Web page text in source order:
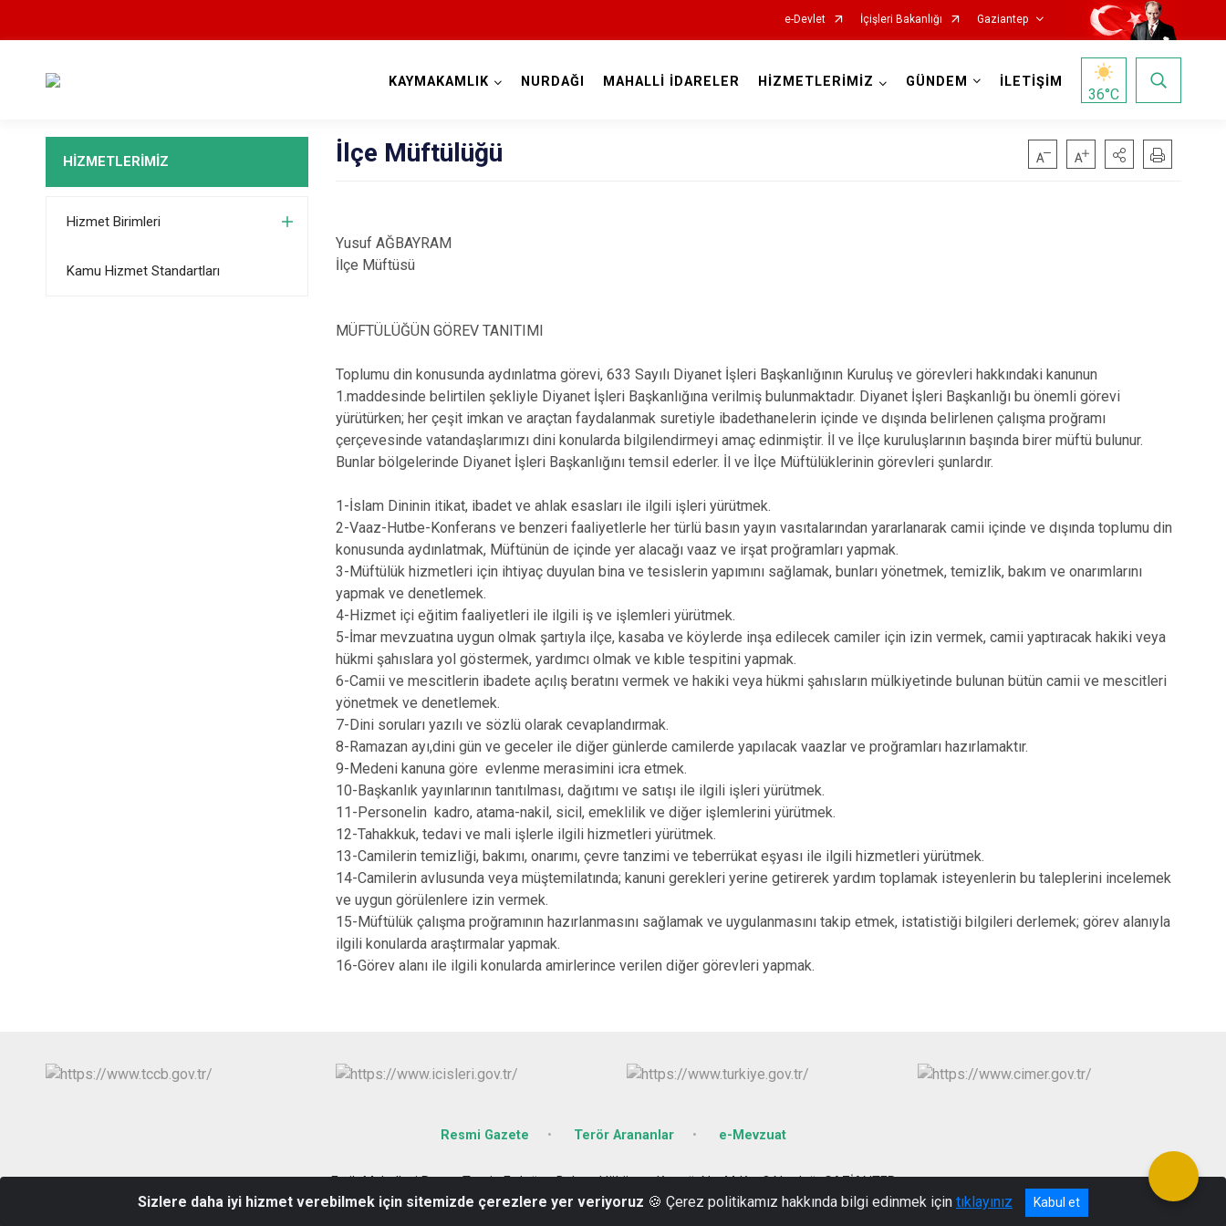
e-Devlet İçişleri Bakanlığı Gaziantep
Nurdağı
Oğuzeli
Şahinbey
Şehitkamil
Yavuzeli
KAYMAKAMLIK NURDAĞI MAHALLİ İDARELER HİZMETLERİMİZ GÜNDEM İLETİŞİM
36°C
HİZMETLERİMİZ
Hizmet Birimleri
Kamu Hizmet Standartları
İlçe Müftülüğü
Yusuf AĞBAYRAM
İlçe Müftüsü
MÜFTÜLÜĞÜN GÖREV TANITIMI
Toplumu din konusunda aydınlatma görevi, 633 Sayılı Diyanet İşleri Başkanlığının Kuruluş ve görevleri hakkındaki kanunun
1.maddesinde belirtilen şekliyle Diyanet İşleri Başkanlığına verilmiş bulunmaktadır. Diyanet İşleri Başkanlığı bu önemli görevi
yürütürken; her çeşit imkan ve araçtan faydalanmak suretiyle ibadethanelerin içinde ve dışında belirlenen çalışma proğramı
çerçevesinde vatandaşlarımızı dini konularda bilgilendirmeyi amaç edinmiştir. İl ve İlçe kuruluşlarının başında birer müftü bulunur.
Bunlar bölgelerinde Diyanet İşleri Başkanlığını temsil ederler. İl ve İlçe Müftülüklerinin görevleri şunlardır.
1-İslam Dininin itikat, ibadet ve ahlak esasları ile ilgili işleri yürütmek.
2-Vaaz-Hutbe-Konferans ve benzeri faaliyetlerle her türlü basın yayın vasıtalarından yararlanarak camii içinde ve dışında toplumu din
konusunda aydınlatmak, Müftünün de içinde yer alacağı vaaz ve irşat proğramları yapmak.
3-Müftülük hizmetleri için ihtiyaç duyulan bina ve tesislerin yapımını sağlamak, bunları yönetmek, temizlik, bakım ve onarımlarını
yapmak ve denetlemek.
4-Hizmet içi eğitim faaliyetleri ile ilgili iş ve işlemleri yürütmek.
5-İmar mevzuatına uygun olmak şartıyla ilçe, kasaba ve köylerde inşa edilecek camiler için izin vermek, camii yaptıracak hakiki veya
hükmi şahıslara yol göstermek, yardımcı olmak ve kıble tespitini yapmak.
6-Camii ve mescitlerin ibadete açılış beratını vermek ve hakiki veya hükmi şahısların mülkiyetinde bulunan bütün camii ve mescitleri
yönetmek ve denetlemek.
7-Dini soruları yazılı ve sözlü olarak cevaplandırmak.
8-Ramazan ayı,dini gün ve geceler ile diğer günlerde camilerde yapılacak vaazlar ve proğramları hazırlamaktır.
9-Medeni kanuna göre evlenme merasimini icra etmek.
10-Başkanlık yayınlarının tanıtılması, dağıtımı ve satışı ile ilgili işleri yürütmek.
11-Personelin kadro, atama-nakil, sicil, emeklilik ve diğer işlemlerini yürütmek.
12-Tahakkuk, tedavi ve mali işlerle ilgili hizmetleri yürütmek.
13-Camilerin temizliği, bakımı, onarımı, çevre tanzimi ve teberrükat eşyası ile ilgili hizmetleri yürütmek.
14-Camilerin avlusunda veya müştemilatında; kanuni gerekleri yerine getirerek yardım toplamak isteyenlerin bu taleplerini incelemek
ve uygun görülenlere izin vermek.
15-Müftülük çalışma proğramının hazırlanmasını sağlamak ve uygulanmasını takip etmek, istatistiği bilgileri derlemek; görev alanıyla
ilgili konularda araştırmalar yapmak.
16-Görev alanı ile ilgili konularda amirlerince verilen diğer görevleri yapmak.
Resmi Gazete Terör Arananlar e-Mevzuat
Fatih Mahallesi Recep Tayyip Erdoğan Bulvarı Hükümet Konağı No:44 Kat:3 Nurdağı-GAZİANTEP
0342 6713973
Sizlere daha iyi hizmet verebilmek için sitemizde çerezlere yer veriyoruz 🍪 Çerez politikamız hakkında bilgi edinmek için tıklayınız Kabul et